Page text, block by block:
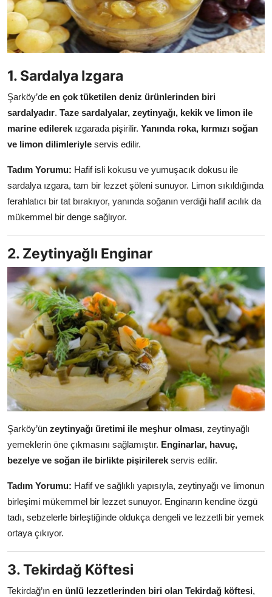
Kalori & Diyet Rehberi
Mutfak Püf Noktaları & İpuçları
Mekan & Lezzet Rotaları
Temel Gıda ve Ürün Rehberleri
İçecek Kültürü & Barista
Yöresel Tarifler & Ev Yemekleri
Gıda Güvenliği & Sağlık
İçecek Kültürü & Rehberleri
Popüler Kültür & Mutfak Tarihi
Mutfak Temizliği & Pratik Bilgiler
Anne & Bebek Beslenmesi
Mutfak Sırları & Teknikler
Gıda Sözlüğü & Nedir?
Yemek Tarifleri & Menüler
1. Sardalya Izgara
Şarköy’de en çok tüketilen deniz ürünlerinden biri
sardalyadır. Taze sardalyalar, zeytinyağı, kekik ve limon ile
marine edilerek ızgarada pişirilir. Yanında roka, kırmızı soğan
ve limon dilimleriyle servis edilir.
Tadım Yorumu: Hafif isli kokusu ve yumuşacık dokusu ile
sardalya ızgara, tam bir lezzet şöleni sunuyor. Limon sıkıldığında
ferahlatıcı bir tat bırakıyor, yanında soğanın verdiği hafif acılık da
mükemmel bir denge sağlıyor.
2. Zeytinyağlı Enginar
Şarköy’ün zeytinyağı üretimi ile meşhur olması, zeytinyağlı
yemeklerin öne çıkmasını sağlamıştır. Enginarlar, havuç,
bezelye ve soğan ile birlikte pişirilerek servis edilir.
Tadım Yorumu: Hafif ve sağlıklı yapısıyla, zeytinyağı ve limonun
birleşimi mükemmel bir lezzet sunuyor. Enginarın kendine özgü
tadı, sebzelerle birleştiğinde oldukça dengeli ve lezzetli bir yemek
ortaya çıkıyor.
3. Tekirdağ Köftesi
Tekirdağ’ın en ünlü lezzetlerinden biri olan Tekirdağ köftesi,